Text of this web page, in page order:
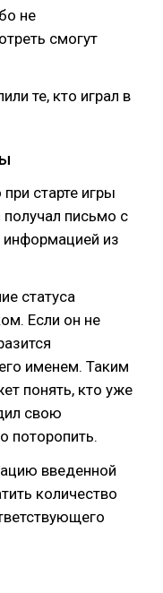
не
смогут
те, кто играл в
старте игры
письмо с
информацией из
статуса
Если он не
именем. Таким
понять, кто уже
свою
поторопить.
введенной
количество